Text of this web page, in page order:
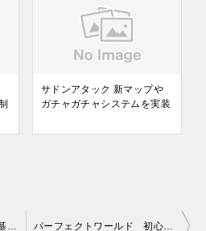
サドンアタック 新マップや
ガチャガチャシステムを実装
3D MMORPG「ROHAN」基本無料化 パーフェクトワールド 初心者支援システムの実装